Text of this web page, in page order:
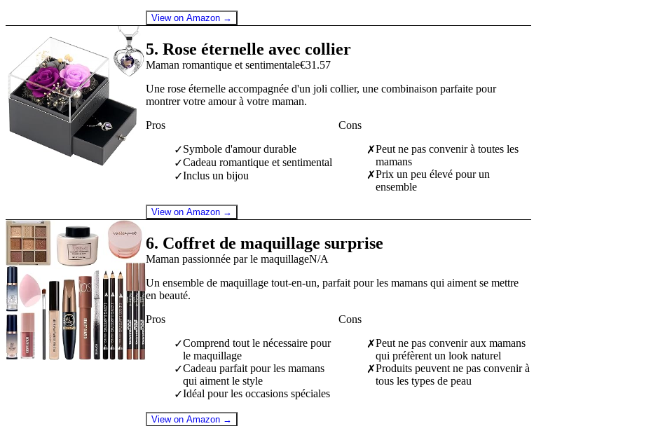
View on Amazon →
5. Rose éternelle avec collier
Maman romantique et sentimentale€31.57
Une rose éternelle accompagnée d'un joli collier, une combinaison parfaite pour
montrer votre amour à votre maman.
Pros
✓Symbole d'amour durable
✓Cadeau romantique et sentimental
✓Inclus un bijou
Cons
✗Peut ne pas convenir à toutes les
mamans
✗Prix un peu élevé pour un
ensemble
View on Amazon →
6. Coffret de maquillage surprise
Maman passionnée par le maquillageN/A
Un ensemble de maquillage tout-en-un, parfait pour les mamans qui aiment se mettre
en beauté.
Pros
✓Comprend tout le nécessaire pour
le maquillage
✓Cadeau parfait pour les mamans
qui aiment le style
✓Idéal pour les occasions spéciales
Cons
✗Peut ne pas convenir aux mamans
qui préfèrent un look naturel
✗Produits peuvent ne pas convenir à
tous les types de peau
View on Amazon →